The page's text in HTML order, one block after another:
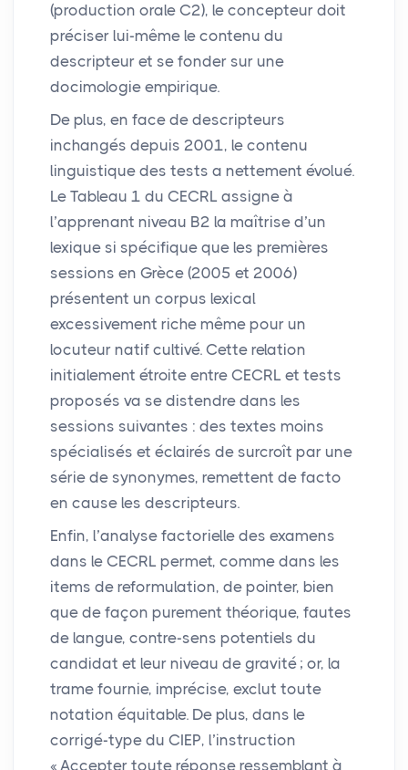
(production orale C2), le concepteur doit
préciser lui-même le contenu du
descripteur et se fonder sur une
docimologie empirique.
De plus, en face de descripteurs
inchangés depuis 2001, le contenu
linguistique des tests a nettement évolué.
Le Tableau 1 du CECRL assigne à
l’apprenant niveau B2 la maîtrise d’un
lexique si spécifique que les premières
sessions en Grèce (2005 et 2006)
présentent un corpus lexical
excessivement riche même pour un
locuteur natif cultivé. Cette relation
initialement étroite entre CECRL et tests
proposés va se distendre dans les
sessions suivantes : des textes moins
spécialisés et éclairés de surcroît par une
série de synonymes, remettent de facto
en cause les descripteurs.
Enfin, l’analyse factorielle des examens
dans le CECRL permet, comme dans les
items de reformulation, de pointer, bien
que de façon purement théorique, fautes
de langue, contre-sens potentiels du
candidat et leur niveau de gravité ; or, la
trame fournie, imprécise, exclut toute
notation équitable. De plus, dans le
corrigé-type du CIEP, l’instruction
« Accepter toute réponse ressemblant à